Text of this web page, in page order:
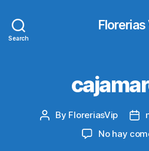
Search
Florerias
Post
By FloreriasVip
No hay